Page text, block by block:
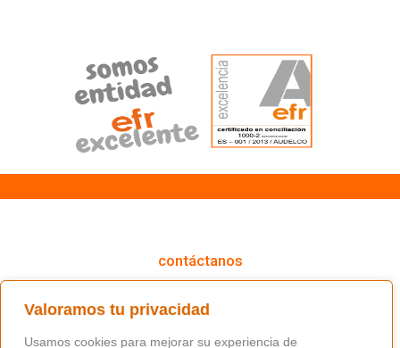
Valoramos tu privacidad
Usamos cookies para mejorar su experiencia de
contáctanos
(+34) 91 766 98 56 / fundacion@masfamilia.org
síguenos en nuestras redes sociales